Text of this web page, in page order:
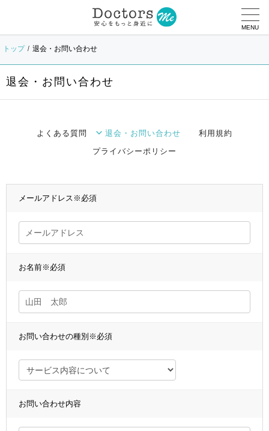
MENU
トップ 退会・お問い合わせ
退会・お問い合わせ
よくある質問 退会・お問い合わせ
利用規約
プライバシーポリシー
メールアドレス ※必須
お名前※必須
お問い合わせの種別 ※必須
お問い合わせ内容